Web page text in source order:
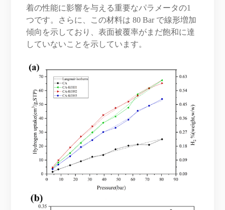
着の性能に影響を与える重要なパラメータの1
つです。さらに、この材料は 80 Bar で線形増加
傾向を示しており、表面被覆率がまだ飽和に達
していないことを示しています。